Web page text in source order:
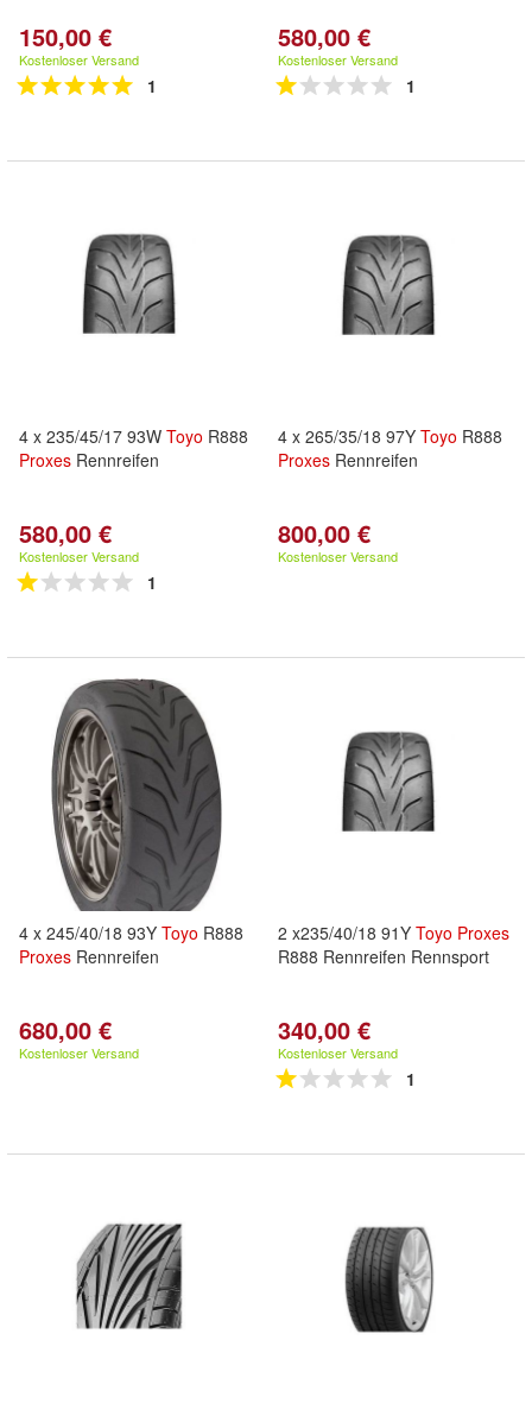
150,00 €
Kostenloser Versand
1
580,00 €
Kostenloser Versand
1
4 x 235/45/17 93W Toyo R888
Proxes Rennreifen
580,00 €
Kostenloser Versand
1
4 x 265/35/18 97Y Toyo R888
Proxes Rennreifen
800,00 €
Kostenloser Versand
4 x 245/40/18 93Y Toyo R888
Proxes Rennreifen
680,00 €
Kostenloser Versand
2 x235/40/18 91Y Toyo Proxes
R888 Rennreifen Rennsport
340,00 €
Kostenloser Versand
1